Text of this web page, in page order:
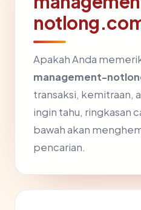
Apakah Anda
management-
transaksi, kemitraan,
ingin tahu, ringkasan
bawah akan
pencarian.